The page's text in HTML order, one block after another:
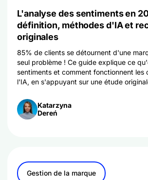
L'analyse des sentiments en
définition, méthodes d'IA et
originales
85% de clients se détournent d'une
seul problème ! Ce guide explique ce
sentiments et comment fonctionnent les
l'IA, en s'appuyant sur une étude
Katarzyna
Dereń
Gestion de la marque